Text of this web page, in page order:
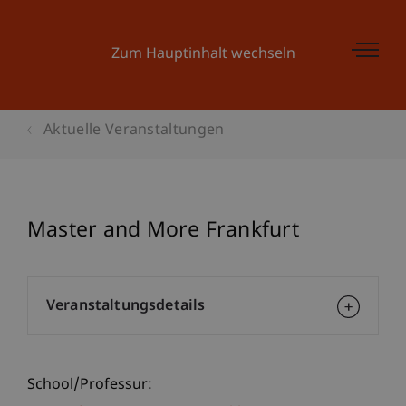
Zum Hauptinhalt wechseln
Aktuelle Veranstaltungen
Master and More Frankfurt
School/Professur:
Veranstaltungsdetails